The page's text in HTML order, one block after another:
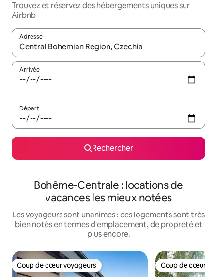
Trouvez et réservez des hébergements uniques sur
Airbnb
Adresse
Lorsque les résultats s'affichent, utilisez les flèches vers le
Arrivée
Départ
Rechercher
Bohême-Centrale : locations de
vacances les mieux notées
Les voyageurs sont unanimes : ces logements sont très
bien notés en termes d'emplacement, de propreté et
plus encore.
Coup de cœur voyageurs
Coup de cœur voyageurs Coup de cœur
Coup de cœur